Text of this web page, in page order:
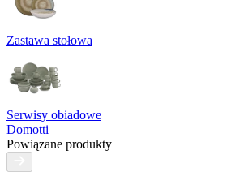
Zastawa stołowa
Serwisy obiadowe
Domotti
Powiązane produkty